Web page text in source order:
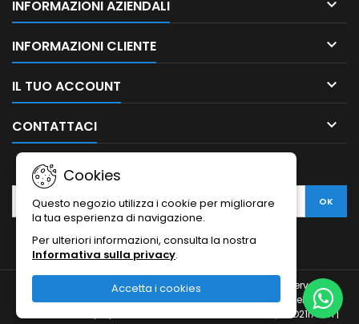
INFORMAZIONI AZIENDALI 
INFORMAZIONI CLIENTE 
IL TUO ACCOUNT 
CONTATTACI 
Cookies
Questo negozio utilizza i cookie per migliorare
la tua esperienza di navigazione.
Per ulteriori informazioni, consulta la nostra
Informativa sulla privacy.
Accetta i cookies
© Copyright 2010-2026 Ristodesk : tutti i diritti sono riservati |
Ristodesk di Pasquale Di Carluccio | via Francesco Spinelli, 104 |
84088- Siano (SA) | P.IVA 04793260656 e C.F. DCRPQL78D21I720H |